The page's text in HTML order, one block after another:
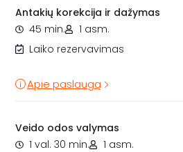
Antakių korekcija ir dažymas
45 min.
1 asm.
Laiko rezervavimas
Apie paslaugą
Veido odos valymas
1 val. 30 min.
1 asm.